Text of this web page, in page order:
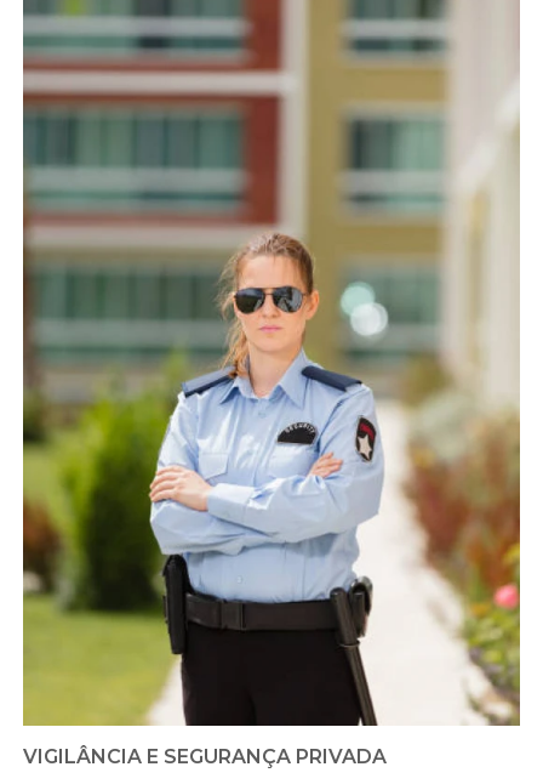
VIGILÂNCIA E SEGURANÇA PRIVADA